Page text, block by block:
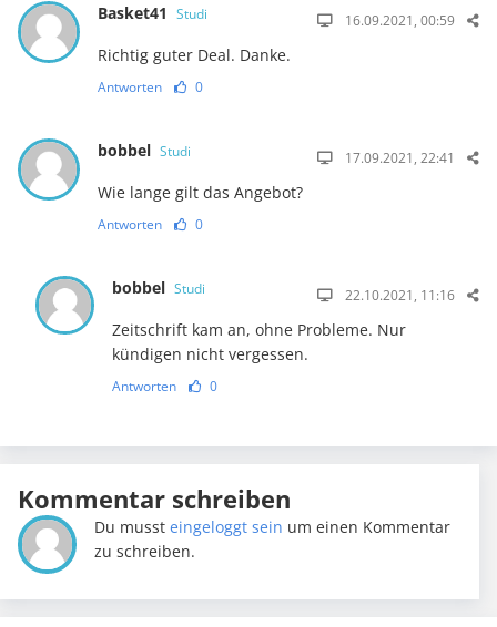
Basket41 Studi 16.09.2021, 00:59
Richtig guter Deal. Danke.
Antworten 0
bobbel Studi 17.09.2021, 22:41
Wie lange gilt das Angebot?
Antworten 0
bobbel Studi 22.10.2021, 11:16
Zeitschrift kam an, ohne Probleme. Nur
kündigen nicht vergessen.
Antworten 0
Kommentar schreiben
Du mussteingeloggt sein um einen Kommentar
zu schreiben.